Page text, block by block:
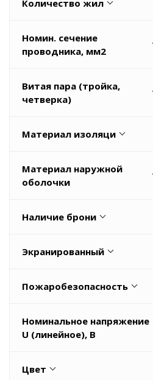
Количество жил
1
10
Весь список
Номин. сечение
проводника, мм2
0,1
0,14
Витая пара (тройка,
четверка)
Нет
Материал изоляци
Резина
Материал наружной
оболочки
NEOPRENE
Весь список
Наличие брони
Экранированный
Нет
Пожаробезопасность
Low Smoke Zero Halogen (LSZH)
Номинальное напряжение
U (линейное), В
Цвет